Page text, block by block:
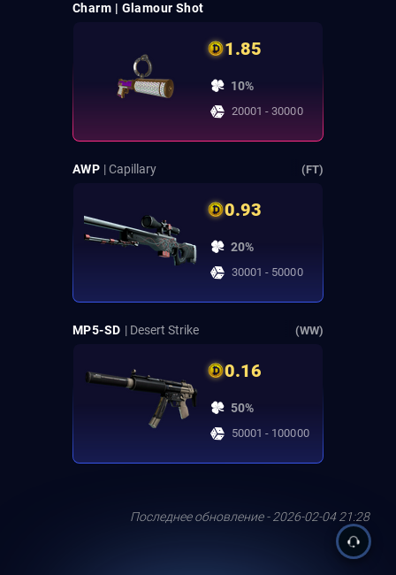
Charm | Glamour Shot
1.85
10%
20001 - 30000
AWP | Capillary (FT)
0.93
20%
30001 - 50000
MP5-SD | Desert Strike (WW)
0.16
50%
50001 - 100000
Последнее обновление - 2026-02-04 21:28